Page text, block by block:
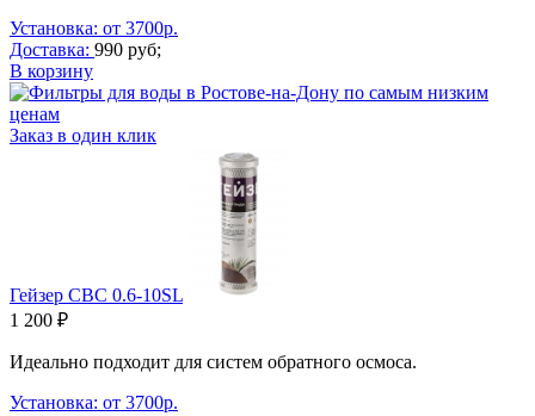
Установка: от 3700р.
Доставка: 990 руб;
В корзину
Заказ в один клик
Гейзер СВС 0.6-10SL
1 200 ₽
Идеально подходит для систем обратного осмоса.
Установка: от 3700р.